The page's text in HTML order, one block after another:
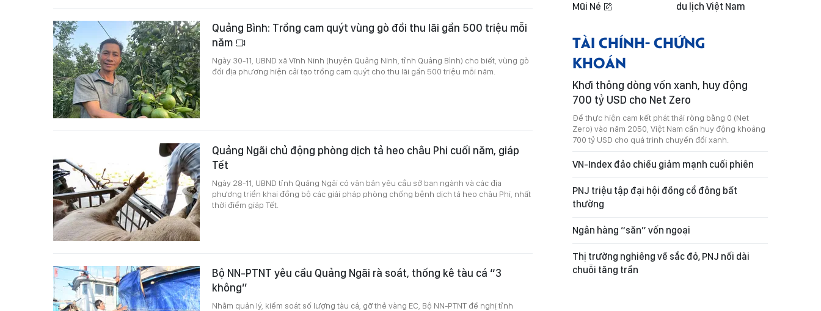
Quảng Bình: Trồng cam quýt vùng gò đồi thu lãi gần 500 triệu mỗi
năm
Ngày 30-11, UBND xã Vĩnh Ninh (huyện Quảng Ninh, tỉnh Quảng Bình) cho biết, vùng gò
đồi địa phương hiện cải tạo trồng cam quýt cho thu lãi gần 500 triệu mỗi năm.
Quảng Ngãi chủ động phòng dịch tả heo châu Phi cuối năm, giáp
Tết
Ngày 28-11, UBND tỉnh Quảng Ngãi có văn bản yêu cầu sở ban ngành và các địa
phương triển khai đồng bộ các giải pháp phòng chống bệnh dịch tả heo châu Phi, nhất
thời điểm giáp Tết.
Bộ NN-PTNT yêu cầu Quảng Ngãi rà soát, thống kê tàu cá “3
không”
Nhằm quản lý, kiểm soát số lượng tàu cá, gỡ thẻ vàng EC, Bộ NN-PTNT đề nghị tỉnh
Mũi Né
du lịch Việt Nam
TÀI CHÍNH- CHỨNG
KHOÁN
Khơi thông dòng vốn xanh, huy động
700 tỷ USD cho Net Zero
Để thực hiện cam kết phát thải ròng bằng 0 (Net
Zero) vào năm 2050, Việt Nam cần huy động khoảng
700 tỷ USD cho quá trình chuyển đổi xanh.
VN-Index đảo chiều giảm mạnh cuối phiên
PNJ triệu tập đại hội đồng cổ đông bất
thường
Ngân hàng “săn” vốn ngoại
Thị trường nghiêng về sắc đỏ, PNJ nối dài
chuỗi tăng trần